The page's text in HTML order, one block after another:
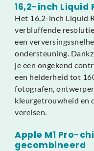
16,2-inch Liquid
Het 16,2-inch Liquid
verbluffende
een
ondersteuning.
je een ongekend
een helderheid tot
fotografen,
kleurgetrouwheid en
vereisen.
Apple M1 Pro-
gecombineerd